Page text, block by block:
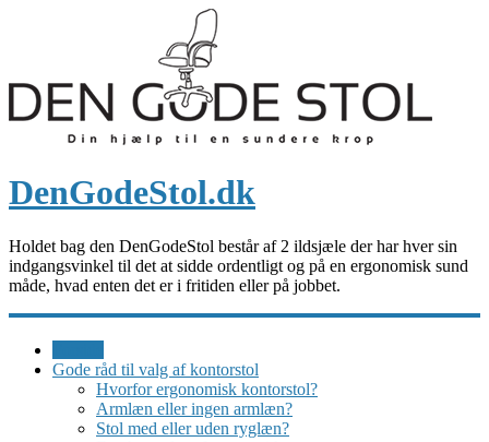
DenGodeStol.dk
Holdet bag den DenGodeStol består af 2 ildsjæle der har hver sin
indgangsvinkel til det at sidde ordentligt og på en ergonomisk sund
måde, hvad enten det er i fritiden eller på jobbet.
Gode råd til valg af kontorstol
Hvorfor ergonomisk kontorstol?
Armlæn eller ingen armlæn?
Stol med eller uden ryglæn?